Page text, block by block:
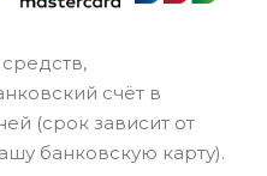
счёт в
(срок зависит от
банковскую карту).